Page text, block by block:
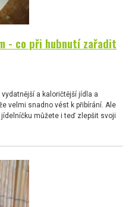
- co při hubnutí zařadit
a kaloričtější jídla a
velmi snadno vést k přibírání. Ale
můžete i teď zlepšit svoji